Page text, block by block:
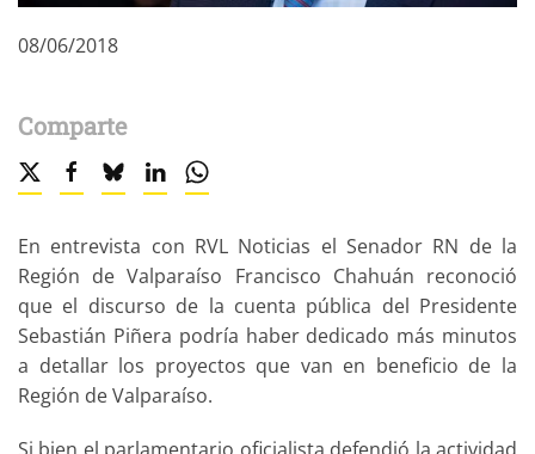
08/06/2018
Comparte
En entrevista con RVL Noticias el Senador RN de la
Región de Valparaíso Francisco Chahuán reconoció
que el discurso de la cuenta pública del Presidente
Sebastián Piñera podría haber dedicado más minutos
a detallar los proyectos que van en beneficio de la
Región de Valparaíso.